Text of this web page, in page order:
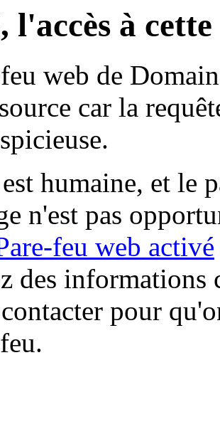
l'accès à
web de
car la
humaine, et le
n'est pas
feu web activé
des informations
pour